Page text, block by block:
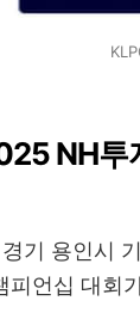
NH투
기 용인시
피언십 대회